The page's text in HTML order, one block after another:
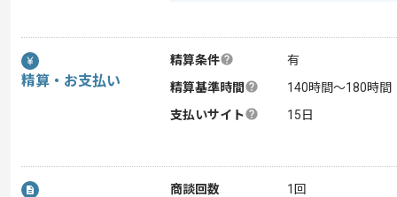
精算・お支払い
精算条件
有
精算基準時間
140時間〜180時間
支払いサイト
15日
商談回数
1回